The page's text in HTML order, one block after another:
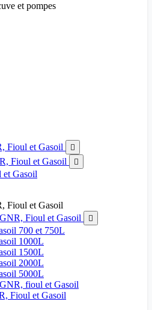
et pompes
Fioul et Gasoil

Fioul et Gasoil 
Gasoil
Fioul et Gasoil
Fioul et Gasoil

700 et 750L
1000L
1500L
2000L
5000L
fioul et Gasoil
Fioul et Gasoil